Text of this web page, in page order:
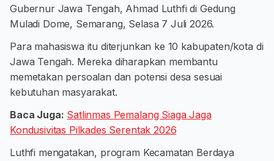
Gubernur Jawa Tengah, Ahmad Luthfi di Gedung
Muladi Dome, Semarang, Selasa 7 Juli 2026.
Para mahasiswa itu diterjunkan ke 10 kabupaten/kota di
Jawa Tengah. Mereka diharapkan membantu
memetakan persoalan dan potensi desa sesuai
kebutuhan masyarakat.
Baca Juga: Satlinmas Pemalang Siaga Jaga
Kondusivitas Pilkades Serentak 2026
Luthfi mengatakan, program Kecamatan Berdaya